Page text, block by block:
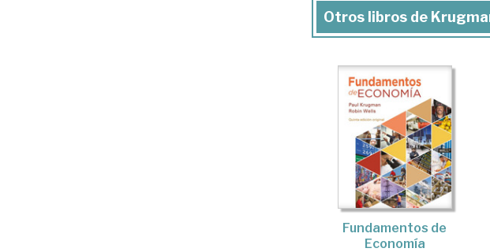
Otros libros de
Fundamentos de
Economía